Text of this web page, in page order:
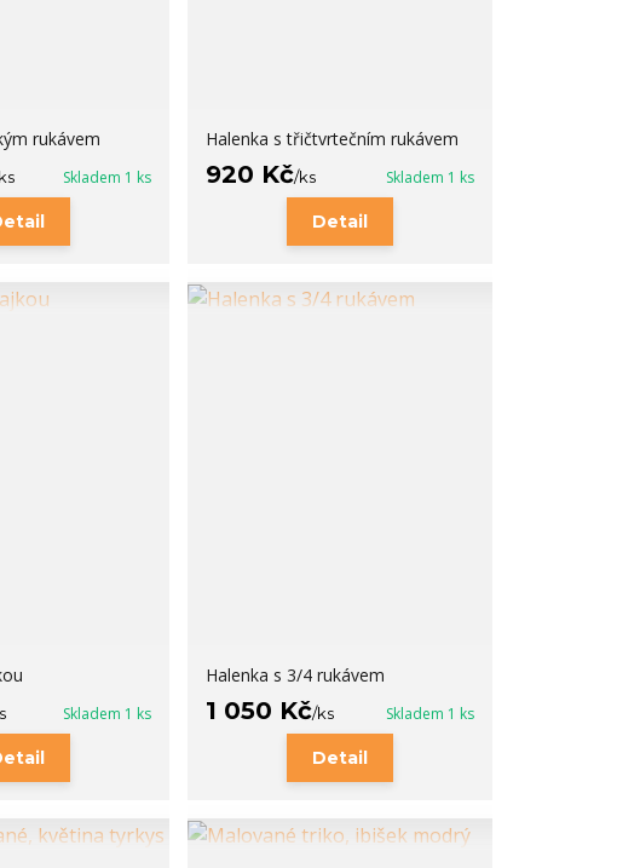
rukávem
Skladem 1 ks
Halenka s třičtvrtečním rukávem
920 Kč/ks Skladem 1 ks
Detail
Skladem 1 ks
Halenka s 3/4 rukávem
1 050 Kč/ks Skladem 1 ks
Detail